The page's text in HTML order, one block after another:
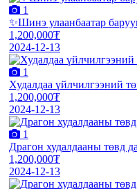
1
✨Шинэ улаанбаатар
1,200,000₮
2024-12-13
1
Худалдаа үйлчилгээний
1,200,000₮
2024-12-13
1
Драгон худалдааны төвд
1,200,000₮
2024-12-13